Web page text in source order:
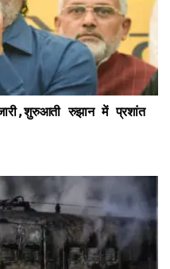
रुझान में प्रशांत